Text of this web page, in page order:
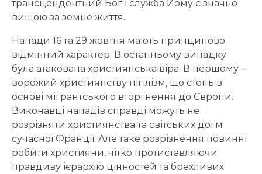
трансцендентний Бог і служба Йому є значно
вищою за земне життя.
Напади 16 та 29 жовтня мають принципово
відмінний характер. В останньому випадку
була атакована християнська віра. В першому –
ворожий християнству нігілізм, що стоїть в
основі мігрантського вторгнення до Європи.
Виконавці нападів справді можуть не
розрізняти християнства та світських догм
сучасної Франції. Але таке розрізнення повинні
робити християни, чітко протиставляючи
правдиву ієрархію цінностей та брехливих